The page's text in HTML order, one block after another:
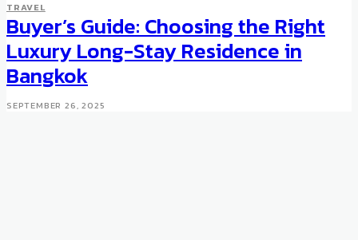
TRAVEL
Buyer’s Guide: Choosing the Right
Luxury Long-Stay Residence in
Bangkok
SEPTEMBER 26, 2025